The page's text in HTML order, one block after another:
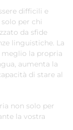
difficili e
per chi
da sfide
linguistiche. La
meglio la propria
aumenta la
di stare al
non solo per
la vostra